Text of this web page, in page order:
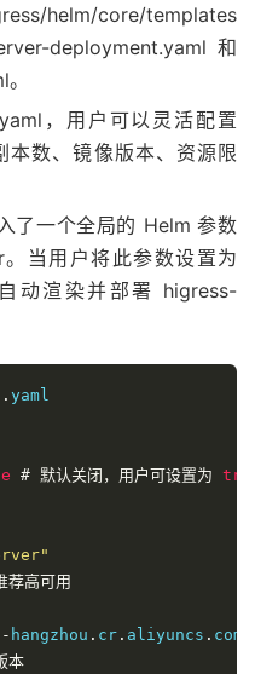
helm/core/templates
deployment.yaml 和
，用户可以灵活配置
数、镜像版本、资源限
了一个全局的 Helm 参数
当用户将此参数设置为
动渲染并部署 higress-
.
# 默认关闭，用户可设置为
荐高可用
- hangzhou . cr . aliyuncs . com
本